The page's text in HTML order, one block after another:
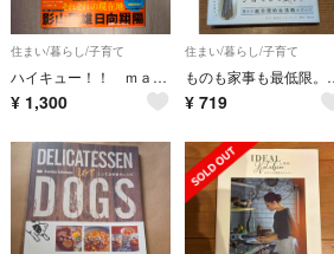
住まい/暮らし/子育て
ハイキュー！！ ｍａｇａｚｉｎｅ
¥ 1,300
住まい/暮らし/子育て
ものも家事も
¥ 719